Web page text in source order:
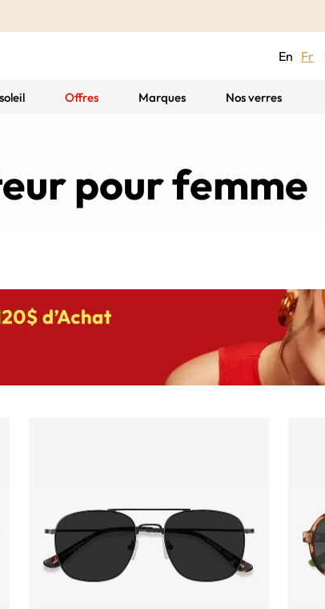
En Fr
Offres Marques Nos verres
pour femme